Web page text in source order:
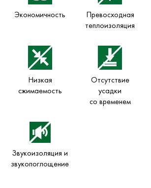
Экономичность
Превосходная
теплоизоляция
Низкая
сжимаемость
Отсутствие
усадки
со временем
Звукоизоляция и
звукопоглощение